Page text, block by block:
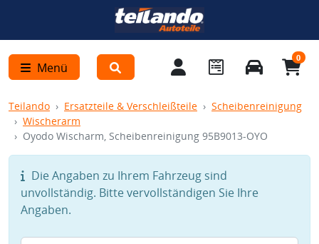
Menü
0
Teilando Ersatzteile & Verschleißteile
Scheibenreinigung
Wischerarm
Oyodo Wischarm, Scheibenreinigung 95B9013-OYO
Die Angaben zu Ihrem Fahrzeug sind
unvollständig. Bitte vervollständigen Sie Ihre
Angaben.